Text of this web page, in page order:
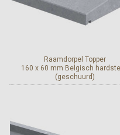
Raamdorpel Topper
160 x 60 mm Belgisch
(geschuurd)